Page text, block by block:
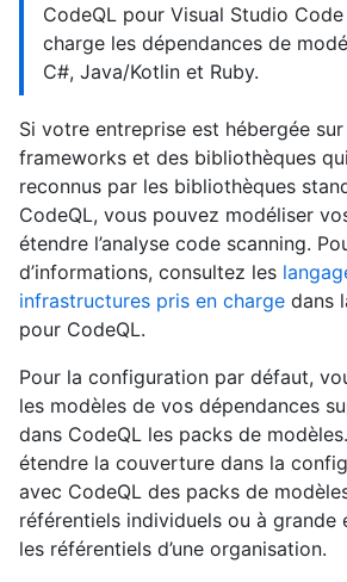
CodeQL pour Visual Studio
charge les dépendances de
C#, Java/Kotlin et Ruby.
Si votre entreprise est hébergée
frameworks et des bibliothèques
reconnus par les bibliothèques
CodeQL, vous pouvez modéliser
étendre l’analyse code scanning.
d’informations, consultez les
infrastructures pris en charge dans
pour CodeQL.
Pour la configuration par défaut,
les modèles de vos dépendances
dans CodeQL les packs de
étendre la couverture dans la
avec CodeQL des packs de
référentiels individuels ou à grande
les référentiels d’une organisation.